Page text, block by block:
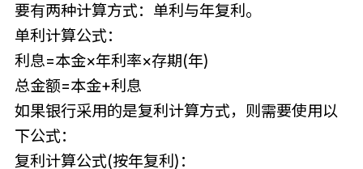
要有两种计算方式：单利与年复利。
单利计算公式：
利息=本金×年利率×存期(年)
总金额=本金+利息
如果银行采用的是复利计算方式，则需要使用以
下公式：
复利计算公式(按年复利)：